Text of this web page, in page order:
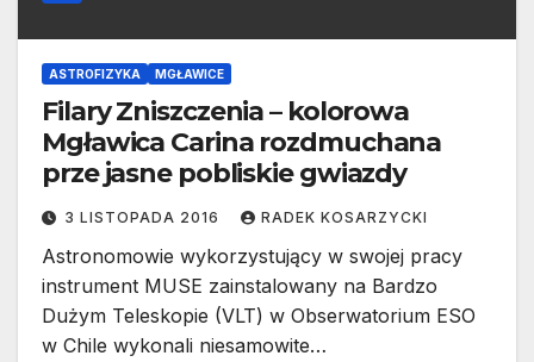
ASTROFIZYKA MGŁAWICE
Filary Zniszczenia – kolorowa
Mgławica Carina rozdmuchana
prze jasne pobliskie gwiazdy
3 LISTOPADA 2016 RADEK KOSARZYCKI
Astronomowie wykorzystujący w swojej pracy
instrument MUSE zainstalowany na Bardzo
Dużym Teleskopie (VLT) w Obserwatorium ESO
w Chile wykonali niesamowite…